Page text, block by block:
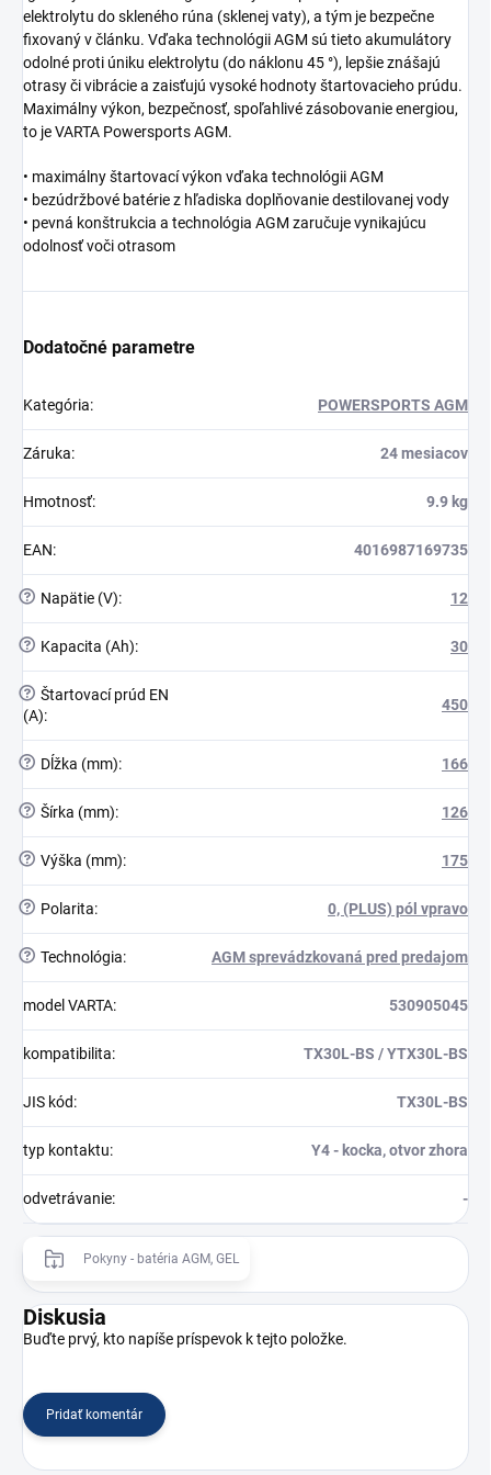
elektrolytu do skleného rúna (sklenej vaty), a tým je bezpečne
fixovaný v článku. Vďaka technológii AGM sú tieto akumulátory
odolné proti úniku elektrolytu (do náklonu 45 °), lepšie znášajú
otrasy či vibrácie a zaisťujú vysoké hodnoty štartovacieho prúdu.
Maximálny výkon, bezpečnosť, spoľahlivé zásobovanie energiou,
to je VARTA Powersports AGM.
• maximálny štartovací výkon vďaka technológii AGM
• bezúdržbové batérie z hľadiska doplňovanie destilovanej vody
• pevná konštrukcia a technológia AGM zaručuje vynikajúcu
odolnosť voči otrasom
Dodatočné parametre
Kategória: POWERSPORTS AGM
Záruka: 24 mesiacov
Hmotnosť: 9.9 kg
EAN: 4016987169735
? Napätie (V): 12
? Kapacita (Ah): 30
? Štartovací prúd EN
(A):
450
? Dĺžka (mm): 166
? Šírka (mm): 126
? Výška (mm): 175
? Polarita: 0, (PLUS) pól vpravo
? Technológia: AGM sprevádzkovaná pred predajom
model VARTA: 530905045
kompatibilita: TX30L-BS / YTX30L-BS
JIS kód: TX30L-BS
typ kontaktu: Y4 - kocka, otvor zhora
odvetrávanie: -
Pokyny - batéria AGM, GEL
Diskusia
Buďte prvý, kto napíše príspevok k tejto položke.
Pridať komentár